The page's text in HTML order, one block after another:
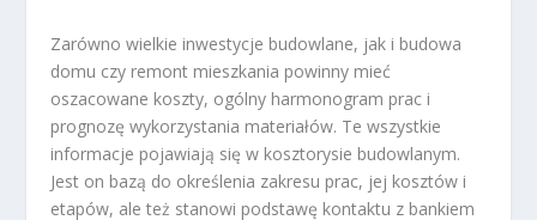
Zarówno wielkie inwestycje budowlane, jak i budowa
domu czy remont mieszkania powinny mieć
oszacowane koszty, ogólny harmonogram prac i
prognozę wykorzystania materiałów. Te wszystkie
informacje pojawiają się w kosztorysie budowlanym.
Jest on bazą do określenia zakresu prac, jej kosztów i
etapów, ale też stanowi podstawę kontaktu z bankiem